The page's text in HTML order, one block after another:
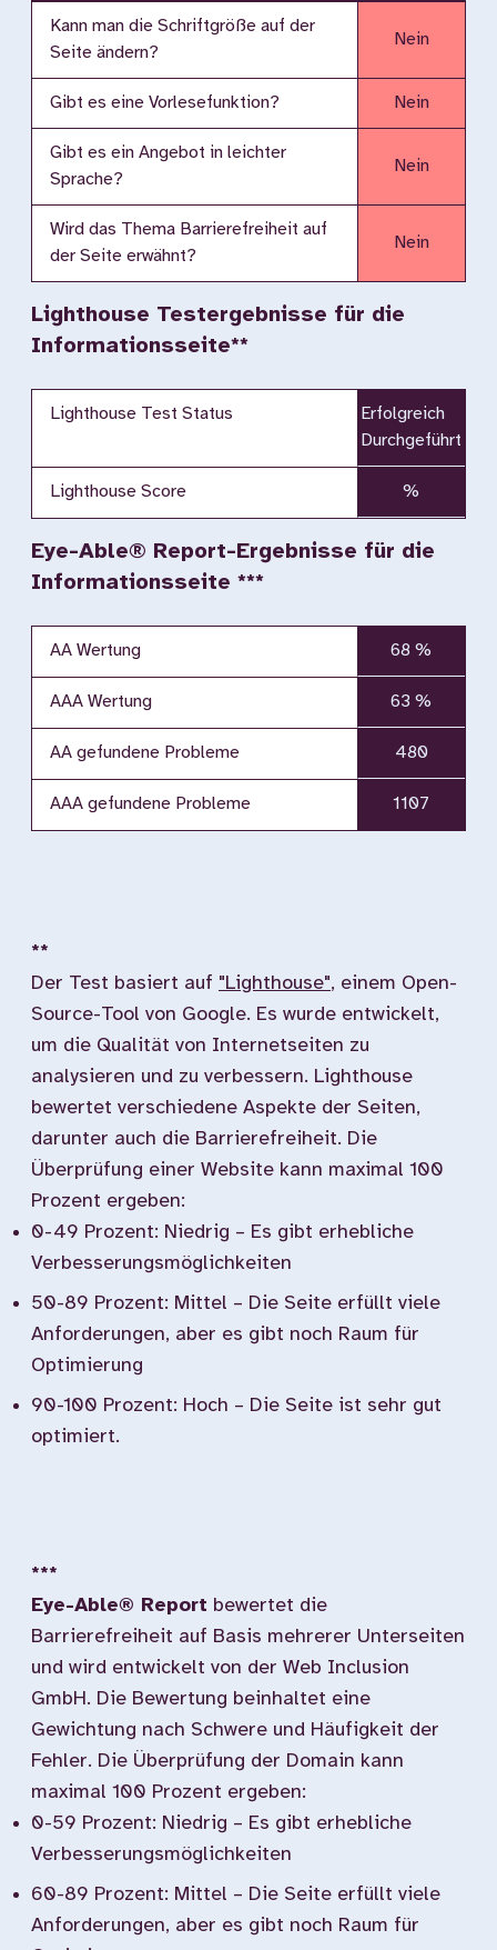
Kann man die Schriftgröße auf der
Seite ändern?
Nein
Gibt es eine Vorlesefunktion? Nein
Gibt es ein Angebot in leichter
Sprache?
Nein
Wird das Thema Barrierefreiheit auf
der Seite erwähnt?
Nein
Lighthouse Testergebnisse für die
Informationsseite**
Lighthouse Test Status
Erfolgreich
Durchgeführt
Lighthouse Score %
Eye-Able® Report-Ergebnisse für die
Informationsseite ***
AA Wertung 68 %
AAA Wertung 63 %
AA gefundene Probleme 480
AAA gefundene Probleme 1107
**
Der Test basiert auf "Lighthouse", einem Open-
Source-Tool von Google. Es wurde entwickelt,
um die Qualität von Internetseiten zu
analysieren und zu verbessern. Lighthouse
bewertet verschiedene Aspekte der Seiten,
darunter auch die Barrierefreiheit. Die
Überprüfung einer Website kann maximal 100
Prozent ergeben:
0-49 Prozent: Niedrig – Es gibt erhebliche
Verbesserungsmöglichkeiten
50-89 Prozent: Mittel – Die Seite erfüllt viele
Anforderungen, aber es gibt noch Raum für
Optimierung
90-100 Prozent: Hoch – Die Seite ist sehr gut
optimiert.
***
Eye-Able® Report bewertet die
Barrierefreiheit auf Basis mehrerer Unterseiten
und wird entwickelt von der Web Inclusion
GmbH. Die Bewertung beinhaltet eine
Gewichtung nach Schwere und Häufigkeit der
Fehler. Die Überprüfung der Domain kann
maximal 100 Prozent ergeben:
0-59 Prozent: Niedrig – Es gibt erhebliche
Verbesserungsmöglichkeiten
60-89 Prozent: Mittel – Die Seite erfüllt viele
Anforderungen, aber es gibt noch Raum für